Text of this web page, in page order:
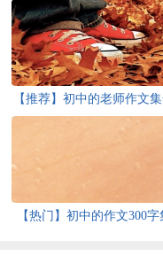
【推荐】初中的老师作文
【热门】初中的作文300字